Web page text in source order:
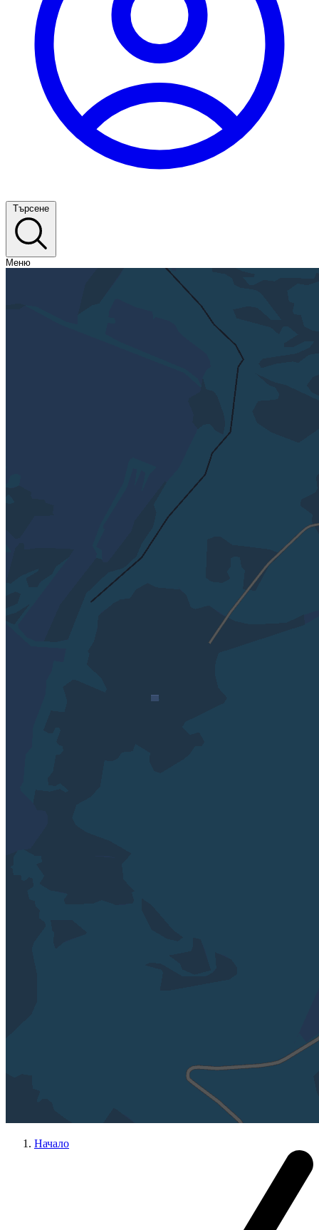
Търсене
Меню
Начало